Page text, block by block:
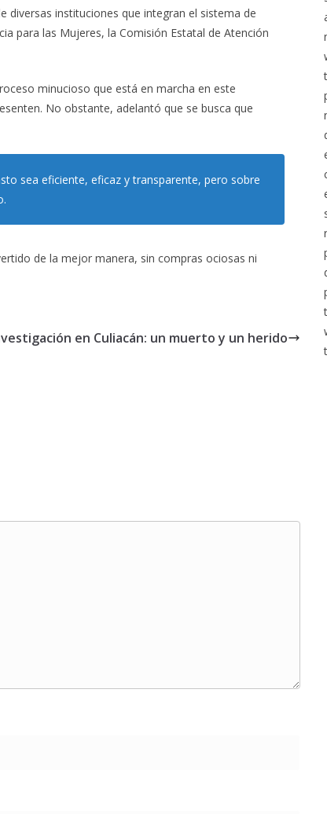
diversas instituciones que integran el sistema de
para las Mujeres, la Comisión Estatal de Atención
minucioso que está en marcha en este
No obstante, adelantó que se busca que
sea eficiente, eficaz y transparente, pero sobre
de la mejor manera, sin compras ociosas ni
en Culiacán: un muerto y un herido